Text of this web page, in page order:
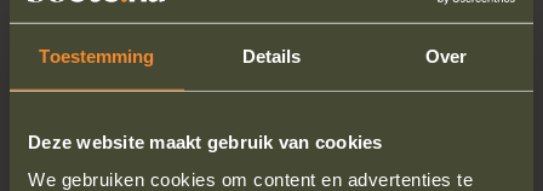
Toestemming Details Over
Deze website maakt gebruik van cookies
We gebruiken cookies om content en advertenties te